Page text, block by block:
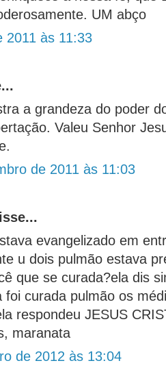
UM abço
2011 às 11:33
a grandeza do poder
Valeu Senhor
de 2011 às 11:03
evangelizado em
u dois pulmão estava
que se curada?ela dis
foi curada pulmão os
respondeu JESUS
maranata
de 2012 às 13:04